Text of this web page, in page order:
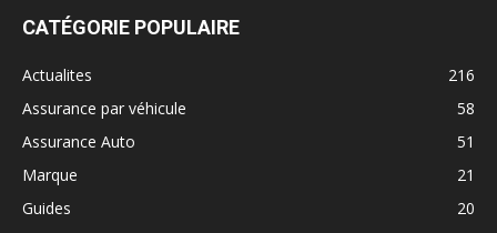
CATÉGORIE POPULAIRE
Actualites
216
Assurance par véhicule
58
Assurance Auto
51
Marque
21
Guides
20